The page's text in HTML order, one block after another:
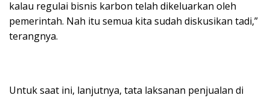
kalau regulai bisnis karbon telah dikeluarkan oleh
pemerintah. Nah itu semua kita sudah diskusikan tadi,”
terangnya.
Untuk saat ini, lanjutnya, tata laksanan penjualan di